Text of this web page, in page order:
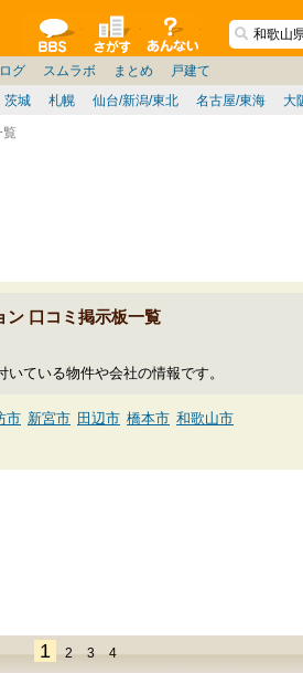
ションコミュニティ
全掲示板 物件検索 サイトについて
茨城 札幌 仙台/新潟/東北 名古屋/東海 大
名古屋/東海 大阪/兵庫/京都/関西
記
ション質問 住宅質問 管理会社/組合
家具 ニュース 個人取引 政治
グ
ョン管理 ノウハウ 東京都 神奈川県
スムラボ
その他 まとめ
府 兵庫県 福岡県 戸建て
ン 口コミ掲示板一覧
ている物件や会社の情報です。
市 新宮市 田辺市 橋本市 和歌山市
1 2 3 4